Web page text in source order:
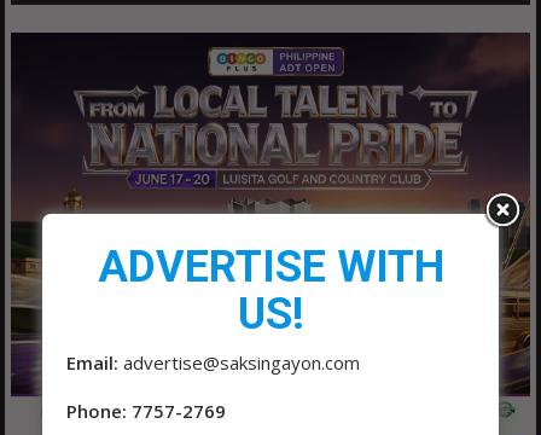
ADVERTISE WITH
US!
Email: advertise@saksingayon.com
Phone: 7757-2769